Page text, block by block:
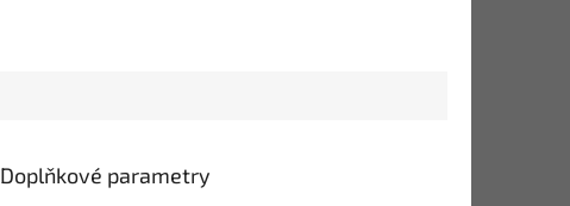
Doplňkové parametry